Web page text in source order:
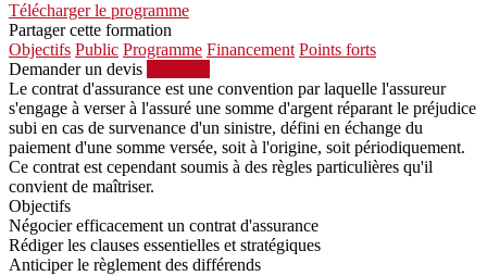
Télécharger le programme
Partager cette formation
Objectifs Public Programme Financement Points forts
Demander un devis
Le contrat d'assurance est une convention par laquelle l'assureur
s'engage à verser à l'assuré une somme d'argent réparant le préjudice
subi en cas de survenance d'un sinistre, défini en échange du
paiement d'une somme versée, soit à l'origine, soit périodiquement.
Ce contrat est cependant soumis à des règles particulières qu'il
convient de maîtriser.
Objectifs
Négocier efficacement un contrat d'assurance
Rédiger les clauses essentielles et stratégiques
Anticiper le règlement des différends